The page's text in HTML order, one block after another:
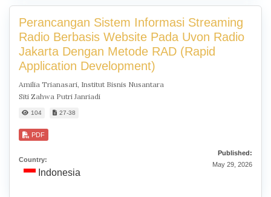
Perancangan Sistem Informasi Streaming
Radio Berbasis Website Pada Uvon Radio
Jakarta Dengan Metode RAD (Rapid
Application Development)
Amilia Trianasari, Institut Bisnis Nusantara
Siti Zahwa Putri Janriadi
104 27-38
PDF
Country:
Indonesia
Published:
May 29, 2026